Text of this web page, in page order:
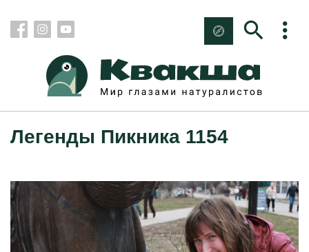
Легенды Пикника 1154